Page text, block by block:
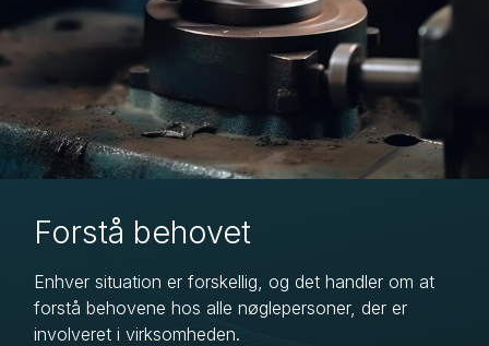
Forstå behovet
Enhver situation er forskellig, og det handler om at
forstå behovene hos alle nøglepersoner, der er
involveret i virksomheden.